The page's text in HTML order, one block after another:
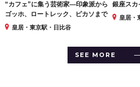
“カフェ”に集う芸術家―印象派から
ゴッホ、ロートレック、ピカソまで
皇居・東京駅・日比谷
銀座スカ
皇居・
SEE MORE